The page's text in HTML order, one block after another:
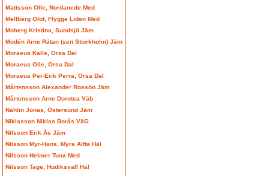
Mattsson Olle, Nordanede Med
Mellberg Olof, Flygge Liden Med
Moberg Kristina, Sundsjö Jäm
Modén Arne Rätan (sen Stockholm) Jäm
Moraeus Kalle, Orsa Dal
Moraeus Olle, Orsa Dal
Moraeus Per-Erik Perra, Orsa Dal
Mårtensson Alexander Rossön Jäm
Mårtensson Arne Dorotea Väb
Nahlin Jonas, Östersund Jäm
Niklasson Niklas Borås VäG
Nilsson Erik Ås Jäm
Nilsson Myr-Hans, Myra Alfta Häl
Nilsson Helmer Tuna Med
Nilsson Tage, Hudiksvall Häl